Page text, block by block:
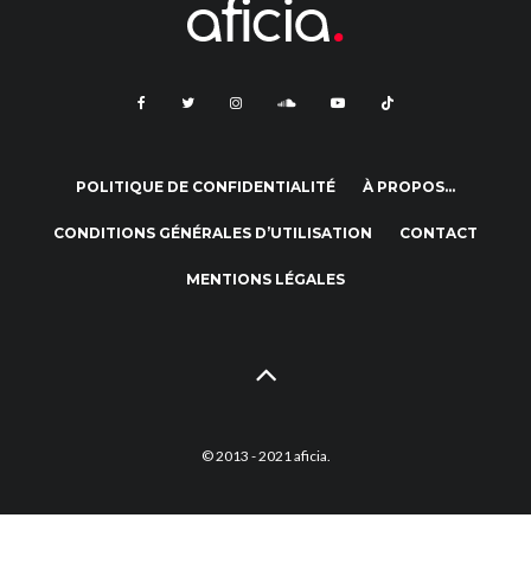
POLITIQUE DE CONFIDENTIALITÉ À PROPOS…
CONDITIONS GÉNÉRALES D’UTILISATION CONTACT
MENTIONS LÉGALES
© 2013 - 2021 aficia.